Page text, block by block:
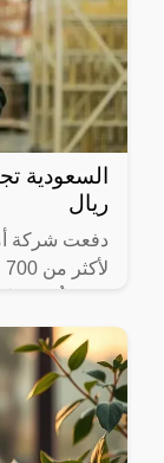
ريال
قانونية؛